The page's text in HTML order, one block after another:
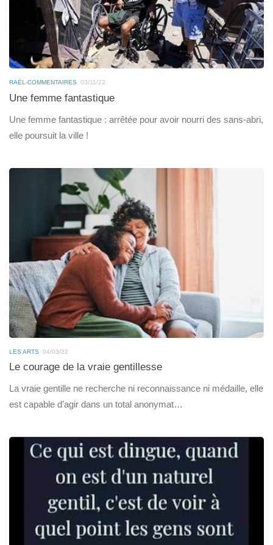
RAËL-COMMENTAIRES 03/11/22
Une femme fantastique
Une femme fantastique : arrêtée pour avoir nourri des sans-abri,
elle poursuit la ville !
LES ARTS 04/03/22
Le courage de la vraie gentillesse
La vraie gentille ne recherche ni reconnaissance ni médaille, elle
est capable d’agir dans un total anonymat…